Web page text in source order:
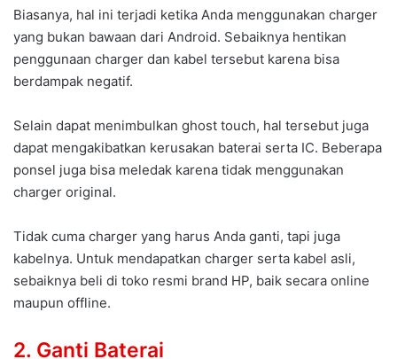
Biasanya, hal ini terjadi ketika Anda menggunakan charger
yang bukan bawaan dari Android. Sebaiknya hentikan
penggunaan charger dan kabel tersebut karena bisa
berdampak negatif.
Selain dapat menimbulkan ghost touch, hal tersebut juga
dapat mengakibatkan kerusakan baterai serta IC. Beberapa
ponsel juga bisa meledak karena tidak menggunakan
charger original.
Tidak cuma charger yang harus Anda ganti, tapi juga
kabelnya. Untuk mendapatkan charger serta kabel asli,
sebaiknya beli di toko resmi brand HP, baik secara online
maupun offline.
2. Ganti Baterai